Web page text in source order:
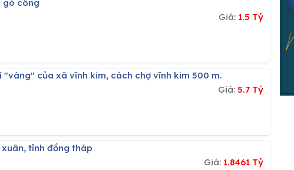
gò công
Giá: 1.5 Tỷ
"vàng" của xã vĩnh kim, cách chợ vĩnh kim 500 m.
Giá:5.7 Tỷ
xuân, tỉnh đồng tháp
Giá: 1.8461 Tỷ